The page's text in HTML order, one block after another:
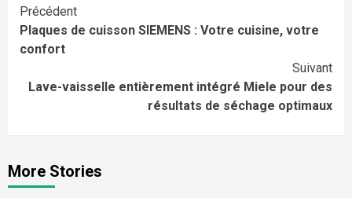
Continue
Reading
Précédent
Plaques de cuisson SIEMENS : Votre cuisine, votre
confort
Suivant
Lave-vaisselle entièrement intégré Miele pour des
résultats de séchage optimaux
More Stories